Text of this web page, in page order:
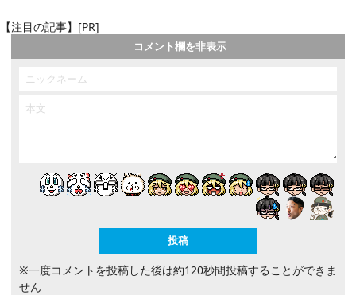
【注目の記事】[PR]
コメント欄を非表示
※一度コメントを投稿した後は約120秒間投稿することができま
せん